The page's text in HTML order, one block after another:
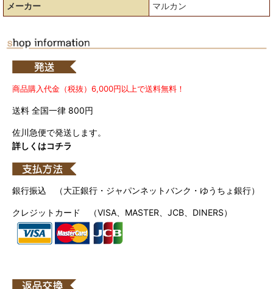
メーカー マルカン
商品購入代金（税抜）6,000円以上で送料無料！
送料 全国一律 800円
佐川急便で発送します。
詳しくはコチラ
銀行振込 （大正銀行・ジャパンネットバンク・ゆうちょ銀行）
クレジットカード （VISA、MASTER、JCB、DINERS）